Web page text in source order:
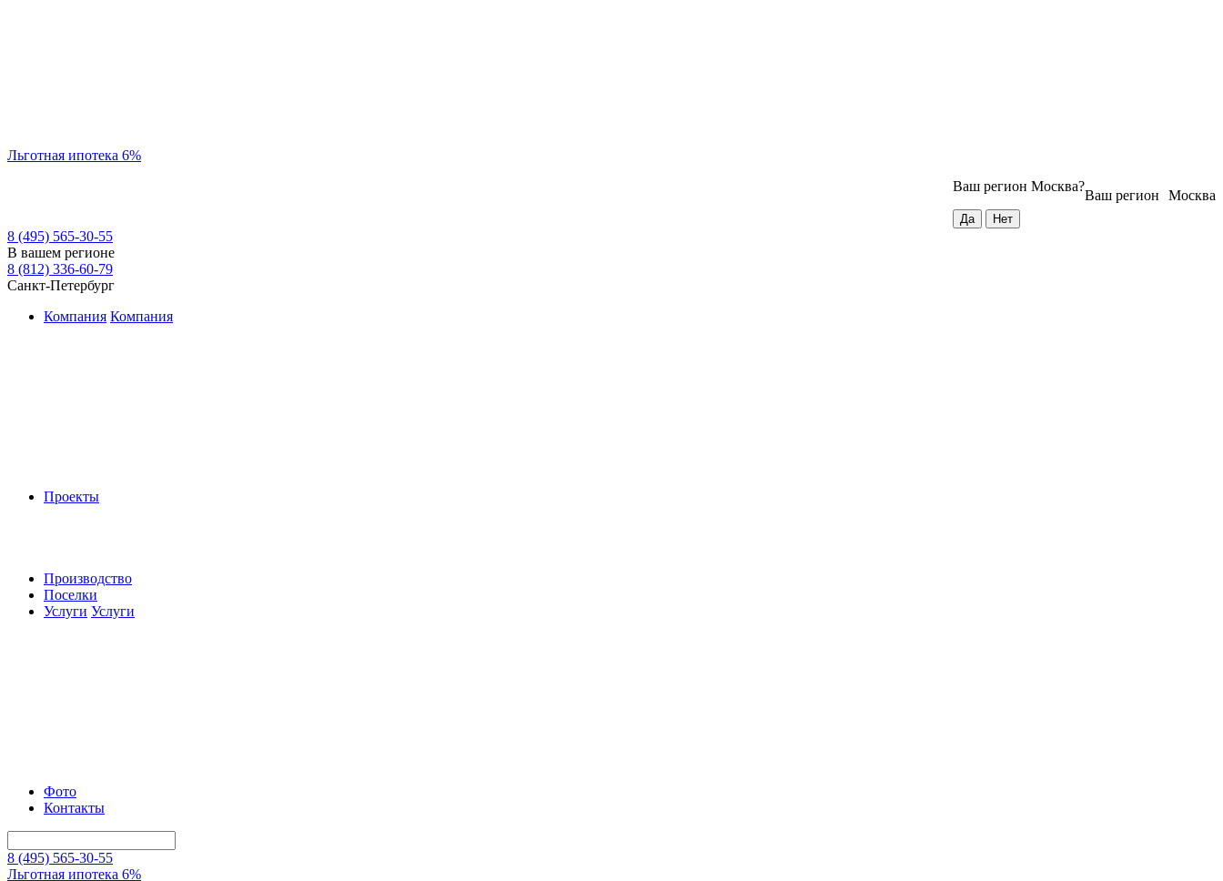
Льготная ипотека 6%
Москва
Ваш регион
Ваш регион Москва?
8 (495) 565-30-55
В вашем регионе
8 (812) 336-60-79
Санкт-Петербург
Компания Компания
Проекты
Производство
Поселки
Услуги Услуги
Фото
Контакты
8 (495) 565-30-55
Льготная ипотека 6%